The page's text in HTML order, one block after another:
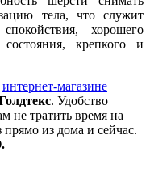
тела, что служит
хорошего
состояния, крепкого и
интернет-магазине
. Удобство
не тратить время на
прямо из дома и сейчас.